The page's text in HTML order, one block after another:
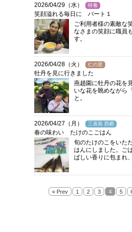
2026/04/29（水） 特養
笑顔溢れる毎日に パート１
ご利用者様の素敵な
なさまの笑顔に職員
す。
2026/04/28（火） 仁の里
牡丹を見に行きました
燕趙園に牡丹の花を
いな花を眺めながら
と。
2026/04/27（月） 三喜苑 西郷
春の味わい たけのこごはん
旬のたけのこをいた
はんにしました。ご
ばしい香りに包まれ
« Prev 1 2 3 4 5